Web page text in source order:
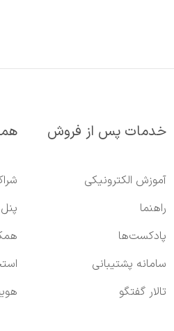
خدمات پس از فروش
آموزش الکترونیکی
راهنما
پادکست‌ها
سامانه پشتیبانی
تالار گفتگو